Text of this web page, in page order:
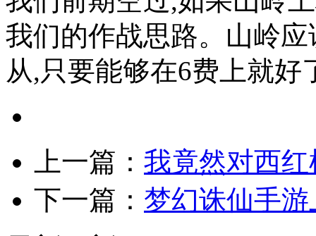
我们的作战思路。山岭
从,只要能够在6费上就好
上一篇： 我竟然对西
下一篇： 梦幻诛仙手